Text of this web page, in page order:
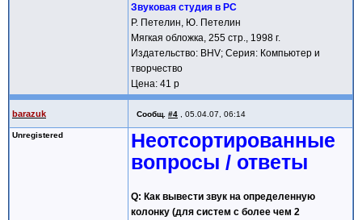
Звуковая студия в PC
Р. Петелин, Ю. Петелин
Мягкая обложка, 255 стр., 1998 г.
Издательство: BHV; Серия: Компьютер и
творчество
Цена: 41 р
barazuk Сообщ. #4 05.04.07, 06:14
Unregistered
Неотсортированные
вопросы / ответы
Q: Как вывести звук на определенную
колонку (для систем с более чем 2